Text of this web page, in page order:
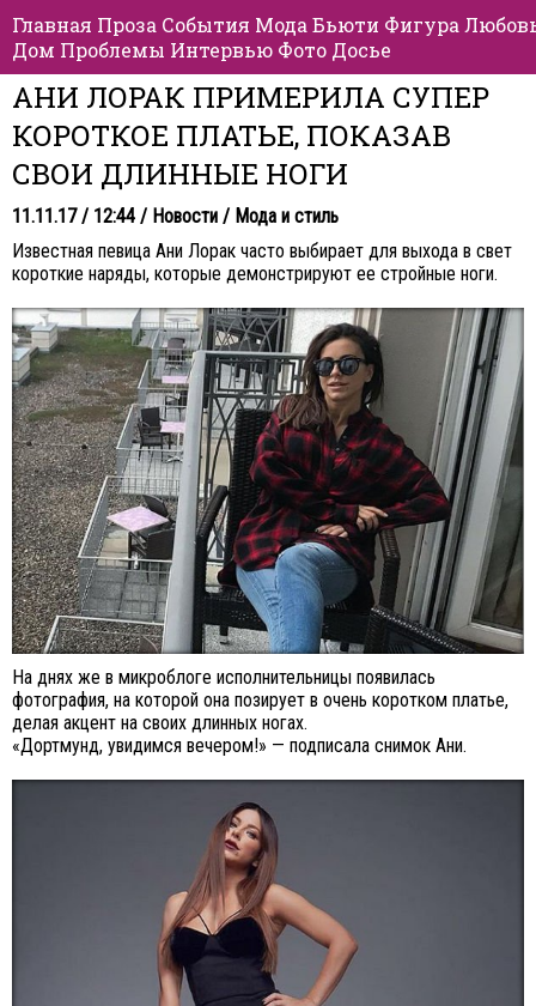
Главная Проза События Мода Бьюти Фигура
Дом Проблемы Интервью Фото Досье
АНИ ЛОРАК ПРИМЕРИЛА СУПЕР
КОРОТКОЕ ПЛАТЬЕ, ПОКАЗАВ
СВОИ ДЛИННЫЕ НОГИ
11.11.17 / 12:44 / Новости / Мода и стиль
Известная певица Ани Лорак часто выбирает для выхода в свет
короткие наряды, которые демонстрируют ее стройные ноги.
На днях же в микроблоге исполнительницы появилась
фотография, на которой она позирует в очень коротком платье,
делая акцент на своих длинных ногах.
«Дортмунд, увидимся вечером!» — подписала снимок Ани.